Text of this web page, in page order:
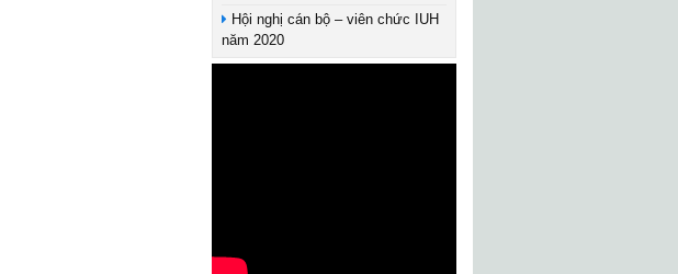
Hội nghị cán bộ – viên chức IUH
năm 2020